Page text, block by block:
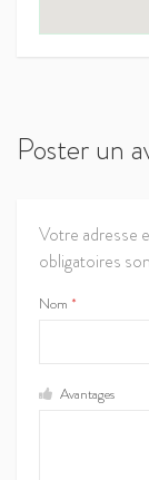
Poster un
Votre adresse
obligatoires
Nom *
Avantages